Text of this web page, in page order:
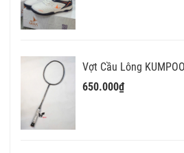
Vợt Cầu Lông
650.000₫